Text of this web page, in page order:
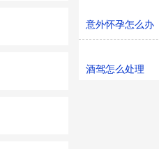
意外怀孕怎么办
酒驾怎么处理